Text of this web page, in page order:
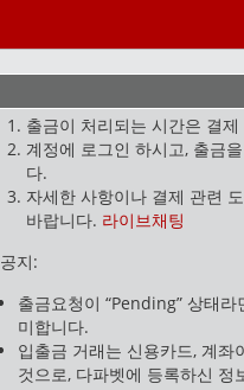
출금이 처리되는 시간은 결
계정에 로그인 하시고, 출금
다.
자세한 사항이나 결제 관련
바랍니다. 라이브채팅
공지:
출금요청이 “Pending” 상태
미합니다.
입출금 거래는 신용카드, 계
것으로, 다파벳에 등록하신 정